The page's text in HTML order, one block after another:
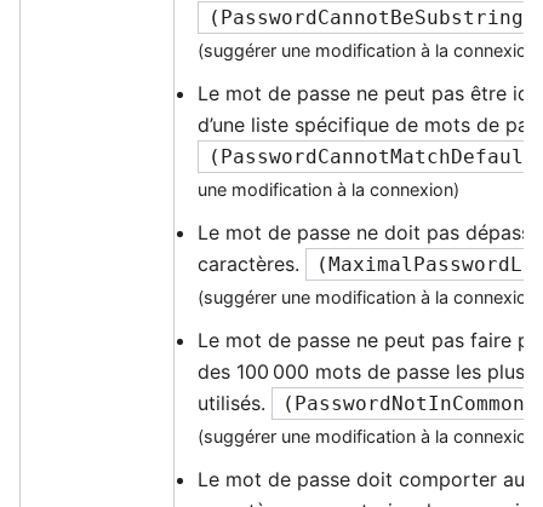
(
(suggérer une modification à la connexion)
Le mot de passe ne peut pas être
d’une liste spécifique de mots de
(
une modification à la connexion)
Le mot de passe ne doit pas
caractères.
(
(suggérer une modification à la connexion)
Le mot de passe ne peut pas faire
des 100 000 mots de passe les plus
utilisés.
(
(suggérer une modification à la connexion)
Le mot de passe doit comporter au